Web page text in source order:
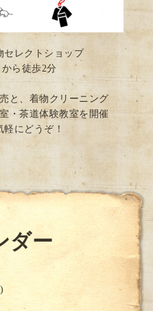
セレクトショップ
ら徒歩2分
と、着物クリーニング
・茶道体験教室を開催
にどうぞ！
ダー